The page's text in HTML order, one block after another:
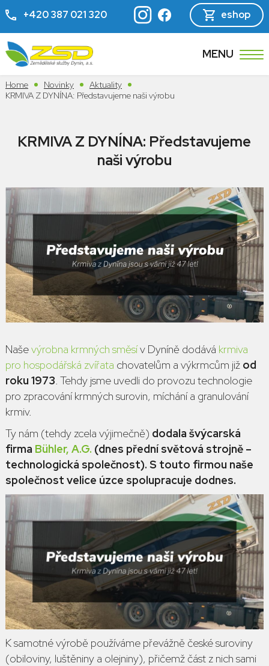
+420 387 021 320 eshop
MENU
Home Novinky
Aktuality
KRMIVA Z DYNÍNA: Představujeme naši výrobu
KRMIVA Z DYNÍNA: Představujeme
naši výrobu
Naševýrobna krmných směsív Dyníně dodává krmiva
pro hospodářská zvířata chovatelům a výkrmcům již od
roku 1973. Tehdy jsme uvedli do provozu technologie
pro zpracování krmných surovin, míchání a granulování
krmiv.
Ty nám (tehdy zcela výjimečně) dodala švýcarská
firma Bühler, A.G. (dnes přední světová strojně –
technologická společnost). S touto firmou naše
společnost velice úzce spolupracuje dodnes.
K samotné výrobě používáme převážně české suroviny
(obiloviny, luštěniny a olejniny), přičemž část z nich sami